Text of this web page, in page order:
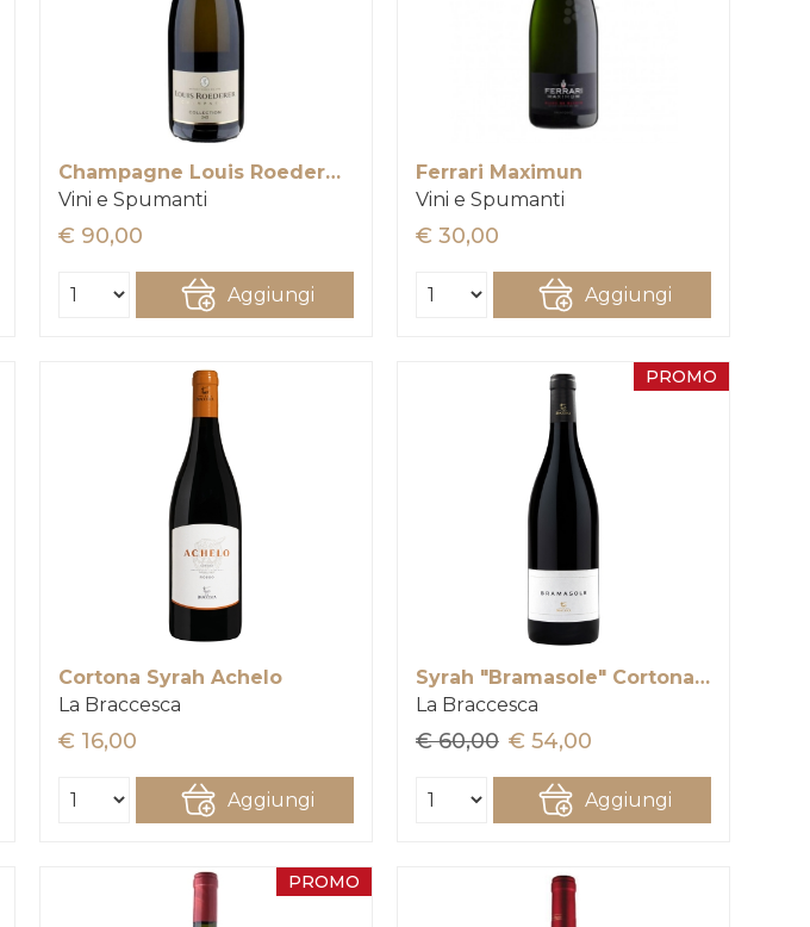
Champagne Louis Roederer Brut Premier
Vini e Spumanti
€ 90,00
Aggiungi
Ferrari Maximun
Vini e Spumanti
€ 30,00
Aggiungi
Cortona Syrah Achelo
La Braccesca
€ 16,00
Aggiungi
PROMO
Syrah "Bramasole" Cortona Doc
La Braccesca
€ 60,00 € 54,00
Aggiungi
PROMO